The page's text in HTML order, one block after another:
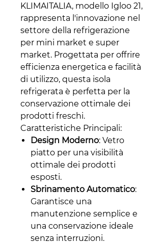
KLIMAITALIA, modello Igloo 21,
rappresenta l'innovazione nel
settore della refrigerazione
per mini market e super
market. Progettata per offrire
efficienza energetica e facilità
di utilizzo, questa isola
refrigerata è perfetta per la
conservazione ottimale dei
prodotti freschi.
Caratteristiche Principali:
Design Moderno: Vetro
piatto per una visibilità
ottimale dei prodotti
esposti.
Sbrinamento Automatico:
Garantisce una
manutenzione semplice e
una conservazione ideale
senza interruzioni.